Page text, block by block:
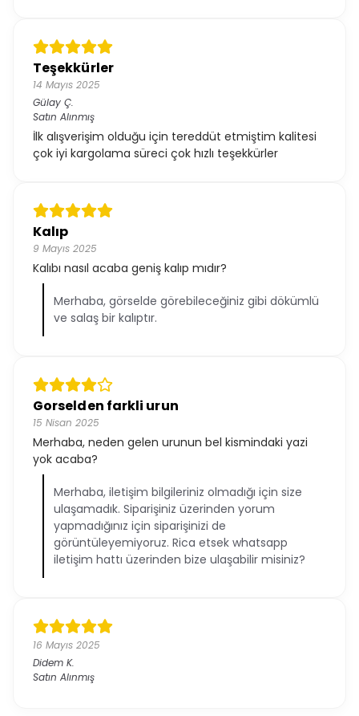
Teşekkürler
14 Mayıs 2025
Gülay Ç.
Satın Alınmış
İlk alışverişim olduğu için tereddüt etmiştim kalitesi
çok iyi kargolama süreci çok hızlı teşekkürler
Kalıp
9 Mayıs 2025
Kalıbı nasıl acaba geniş kalıp mıdır?
Merhaba, görselde görebileceğiniz gibi dökümlü
ve salaş bir kalıptır.
Gorselden farkli urun
15 Nisan 2025
Merhaba, neden gelen urunun bel kismindaki yazi
yok acaba?
Merhaba, iletişim bilgileriniz olmadığı için size
ulaşamadık. Siparişiniz üzerinden yorum
yapmadığınız için siparişinizi de
görüntüleyemiyoruz. Rica etsek whatsapp
iletişim hattı üzerinden bize ulaşabilir misiniz?
16 Mayıs 2025
Didem K.
Satın Alınmış